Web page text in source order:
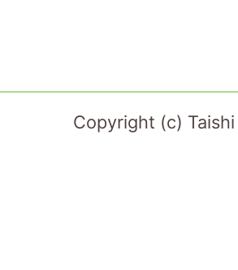
Copyright (c)